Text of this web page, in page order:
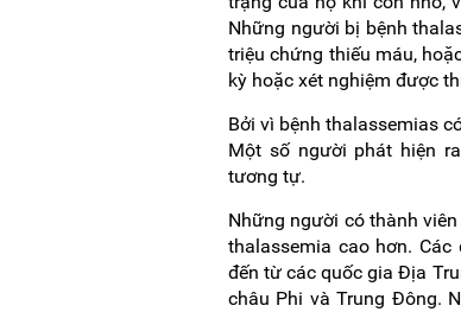
Những người bị bệnh
triệu chứng thiếu máu,
kỳ hoặc xét nghiệm được
Bởi vì bệnh thalassemias
Một số người phát hiện
tương tự.
Những người có thành
thalassemia cao hơn.
đến từ các quốc gia Địa
châu Phi và Trung Đông.